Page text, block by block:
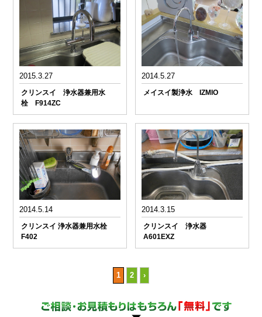
2015.3.27
クリンスイ 浄水器兼用水
栓 F914ZC
2014.5.27
メイスイ製浄水 IZMIO
2014.5.14
クリンスイ 浄水器兼用水栓
F402
2014.3.15
クリンスイ 浄水器
A601EXZ
1 2 ›